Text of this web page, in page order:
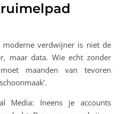
verdwijner is niet de
maar data. Wie echt zonder
maanden van tevoren
Media: Ineens je accounts